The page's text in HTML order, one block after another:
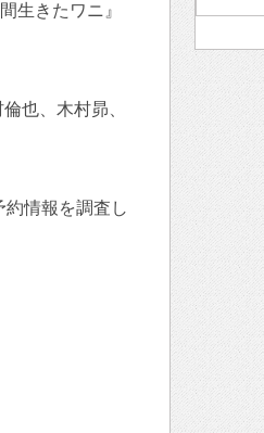
生きたワニ』
也、木村昴、
情報を調査し